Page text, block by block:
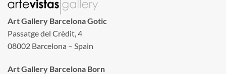
Art Gallery Barcelona Gotic
Passatge del Crèdit, 4
08002 Barcelona – Spain
Art Gallery Barcelona Born